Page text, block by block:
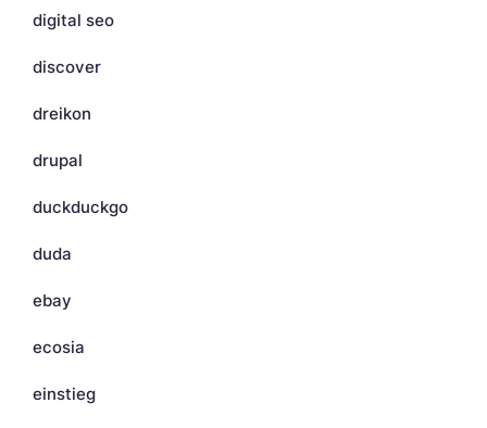
digital seo
discover
dreikon
drupal
duckduckgo
duda
ebay
ecosia
einstieg